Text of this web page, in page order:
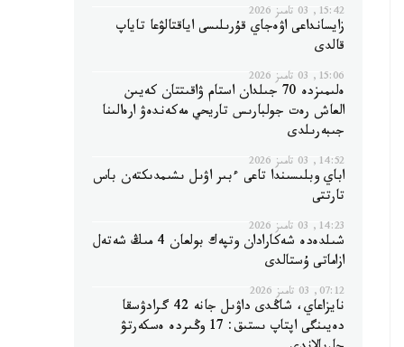
15:42, 03 تامىز 2026
زايسانداعى اۋەجاي قۇرىلىسى اياقتالۋعا تاياپ
قالدى
15:06, 03 تامىز 2026
ەلىمىزدە 70 جىلدان استام ۋاقىتتان كەيىن
العاش رەت جولبارىس تاريحي مەكەندەۋ ارەالىنا
جىبەرىلدى
14:52, 03 تامىز 2026
اباي وبلىسىندا تاعى ءبىر اۋىل ىشىمدىكتەن باس
تارتتى
14:23, 03 تامىز 2026
شىلدەدە شەكارادان وتپەك بولعان 4 مىڭ شەتەل
ازاماتى ۇستالدى
07:12, 03 تامىز 2026
نايزاعاي، شاڭدى داۋىل جانە 42 گرادۋسقا
دەيىنگى اپتاپ ىستىق: 17 وڭىردە ەسكەرتۋ